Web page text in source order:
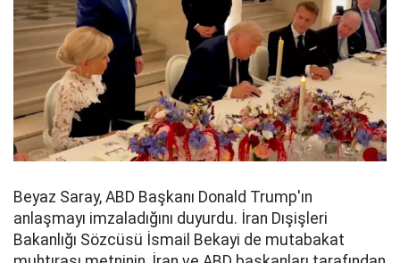
Beyaz Saray, ABD Başkanı Donald Trump'ın
anlaşmayı imzaladığını duyurdu. İran Dışişleri
Bakanlığı Sözcüsü İsmail Bekayi de mutabakat